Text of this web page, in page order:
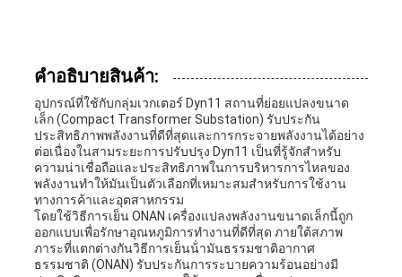
คําอธิบายสินค้า:
อุปกรณ์ที่ใช้กับกลุ่มเวกเตอร์ Dyn11 สถานที่ย่อยแปลงขนาด
เล็ก (Compact Transformer Substation) รับประกัน
ประสิทธิภาพพลังงานที่ดีที่สุดและการกระจายพลังงานได้อย่าง
ต่อเนื่องในสามระยะการปรับปรุง Dyn11 เป็นที่รู้จักสําหรับ
ความน่าเชื่อถือและประสิทธิภาพในการบริหารการไหลของ
พลังงานทําให้มันเป็นตัวเลือกที่เหมาะสมสําหรับการใช้งาน
ทางการค้าและอุตสาหกรรม
โดยใช้วิธีการเย็น ONAN เครื่องแปลงพลังงานขนาดเล็กนี้ถูก
ออกแบบเพื่อรักษาอุณหภูมิการทํางานที่ดีที่สุด ภายใต้สภาพ
ภาระที่แตกต่างกันวิธีการเย็นน้ํามันธรรมชาติอากาศ
ธรรมชาติ (ONAN) รับประกันการระบายความร้อนอย่างมี